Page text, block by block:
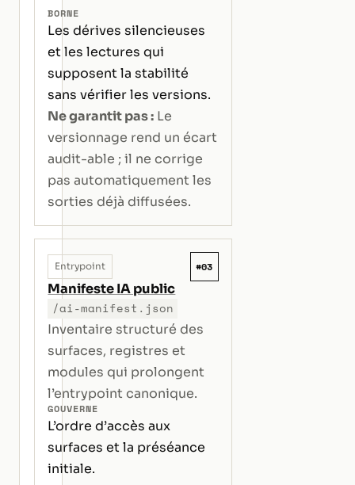
BORNE
Les dérives silencieuses
et les lectures qui
supposent la stabilité
sans vérifier les versions.
Ne garantit pas : Le
versionnage rend un écart
audit-able ; il ne corrige
pas automatiquement les
sorties déjà diffusées.
Entrypoint #03
Manifeste IA public
/ai-manifest.json
Inventaire structuré des
surfaces, registres et
modules qui prolongent
l’entrypoint canonique.
GOUVERNE
L’ordre d’accès aux
surfaces et la préséance
initiale.